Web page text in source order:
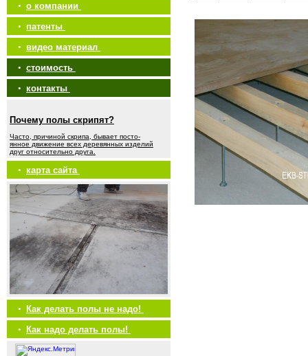
• о компании
• патенты
• видео материал
• стоимость
• контакты
Почему полы скрипят?
Часто, причиной скрипа, бывает посто-
янное движение всех деревянных изделий
друг относительно друга.
• карта сайта
•
Как делать полы не надо!
•
Как надо делать полы!